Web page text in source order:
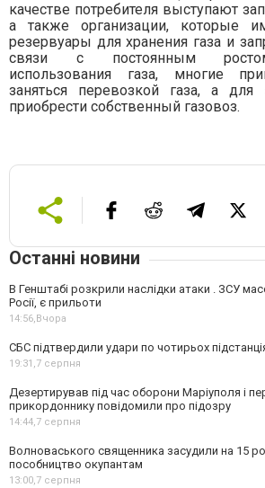
качестве потребителя выступают
а также организации, которые
резервуары для хранения газа и
связи с постоянным
использования газа, многие
заняться перевозкой газа, а для
приобрести собственный газовоз.
Останні новини
В Генштабі розкрили наслідки атаки . ЗСУ
Росії, є прильоти
14:56, Вчора
СБС підтвердили удари по чотирьох
19:31,7 серпня
Дезертирував під час оборони Маріуполя і
прикордоннику повідомили про підозру
14:44,7 серпня
Волноваського священника засудили на 15
пособництво окупантам
13:00,7 серпня